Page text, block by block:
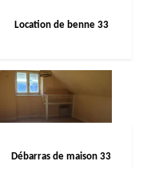
Location de benne 33
Débarras de maison 33